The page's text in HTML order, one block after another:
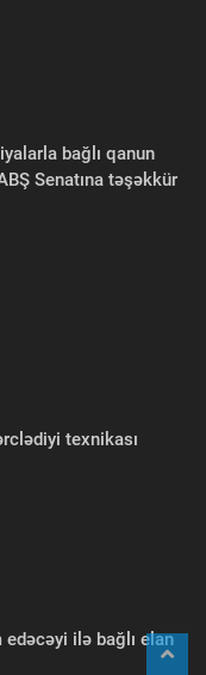
bağlı qanun
Senatına təşəkkür
texnikası
ilə bağlı elan